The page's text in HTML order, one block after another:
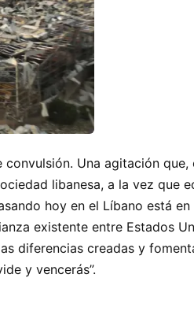
Una agitación
libanesa, a la vez que
hoy en el Líbano está
existente entre Estados
diferencias creadas y
y vencerás”.